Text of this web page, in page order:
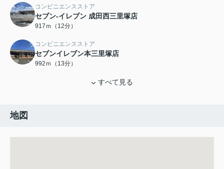
コンビニエンスストア
セブン-イレブン 成田西三里塚店
917ｍ（12分）
コンビニエンスストア
セブンイレブン本三里塚店
992ｍ（13分）
すべて見る
地図